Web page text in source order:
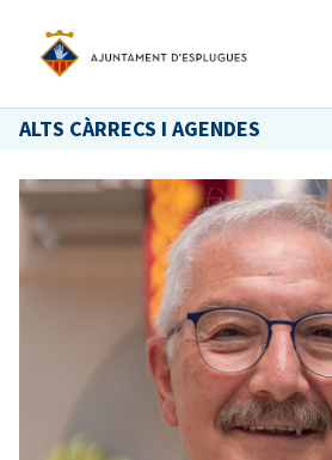
ALTS CÀRRECS I AGENDES